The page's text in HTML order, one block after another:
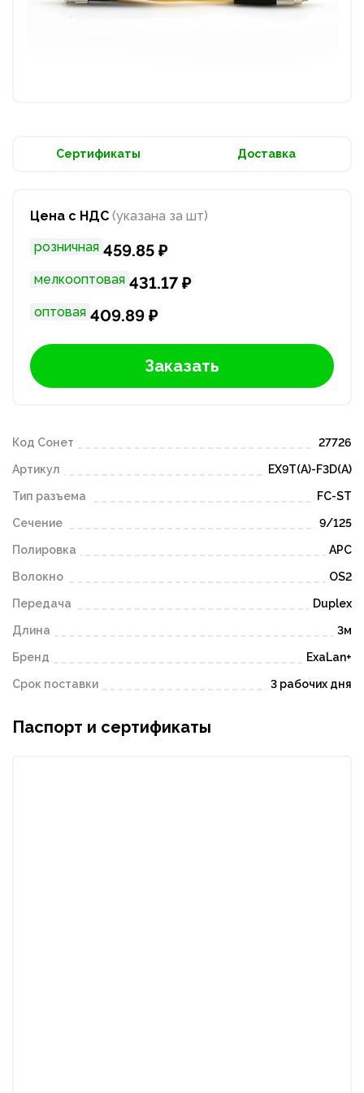
Сертификаты Доставка
Цена с НДС (указана за шт)
розничная 459.85 ₽
мелкооптовая 431.17 ₽
оптовая 409.89 ₽
Заказать
Код Сонет 27726
Артикул EX9T(A)-F3D(A)
Тип разъема FC-ST
Сечение 9/125
Полировка APC
Волокно OS2
Передача Duplex
Длина 3м
Бренд ExaLan+
Срок поставки 3 рабочих дня
Паспорт и сертификаты